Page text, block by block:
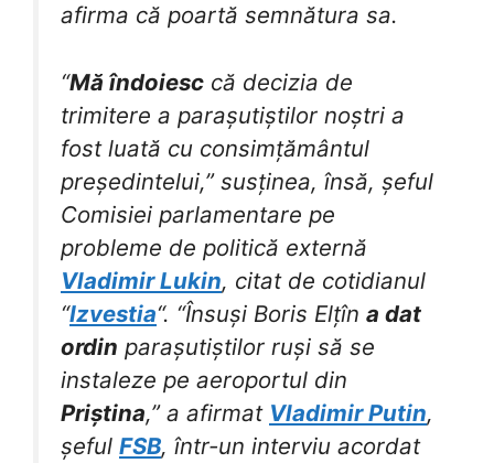
afirma că poartă semnătura sa.
“Mă îndoiesc că decizia de
trimitere a parașutiștilor noștri a
fost luată cu consimțământul
președintelui,” susținea, însă, șeful
Comisiei parlamentare pe
probleme de politică externă
Vladimir Lukin, citat de cotidianul
“Izvestia“. “Însuși Boris Elțîn a dat
ordin parașutiștilor ruși să se
instaleze pe aeroportul din
Priștina,” a afirmat Vladimir Putin,
șeful FSB, într-un interviu acordat